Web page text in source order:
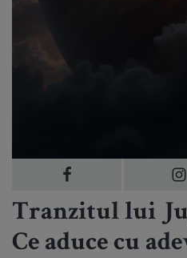
Tranzitul lui
Ce aduce cu